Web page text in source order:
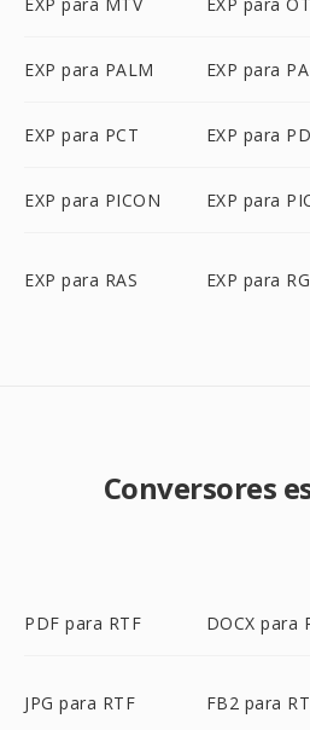
EXP para PALM EXP para
EXP para PCT EXP para
EXP para PICON EXP para
EXP para RAS EXP para
Conversores
PDF para RTF DOCX para
JPG para RTF FB2 para